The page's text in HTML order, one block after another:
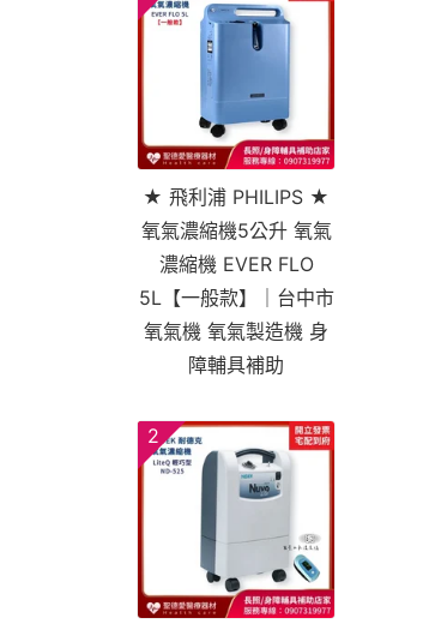
★ 飛利浦 PHILIPS ★
氧氣濃縮機5公升 氧氣
濃縮機 EVER FLO
5L【一般款】｜台中市
氧氣機 氧氣製造機 身
障輔具補助
2